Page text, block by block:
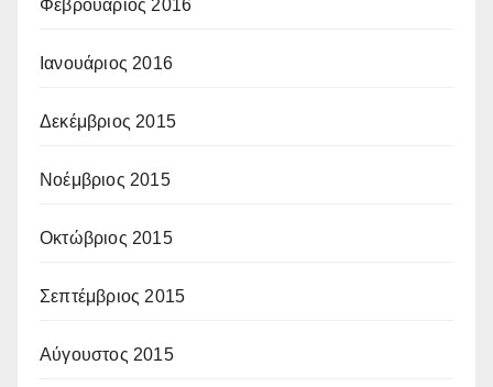
Φεβρουάριος 2016
Ιανουάριος 2016
Δεκέμβριος 2015
Νοέμβριος 2015
Οκτώβριος 2015
Σεπτέμβριος 2015
Αύγουστος 2015